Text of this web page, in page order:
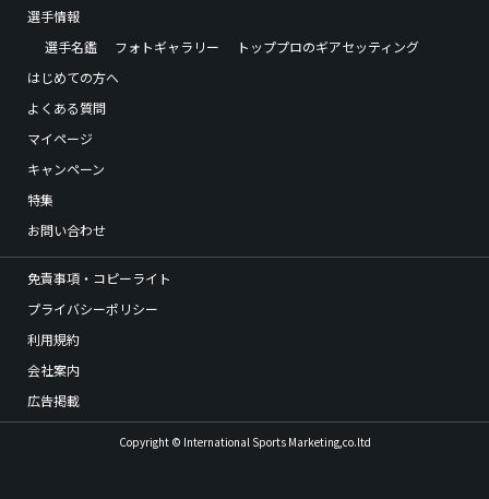
選手情報
選手名鑑
フォトギャラリー
トッププロのギアセッティング
はじめての方へ
よくある質問
マイページ
キャンペーン
特集
お問い合わせ
免責事項・コピーライト
プライバシーポリシー
利用規約
会社案内
広告掲載
Copyright © International Sports Marketing,co.ltd